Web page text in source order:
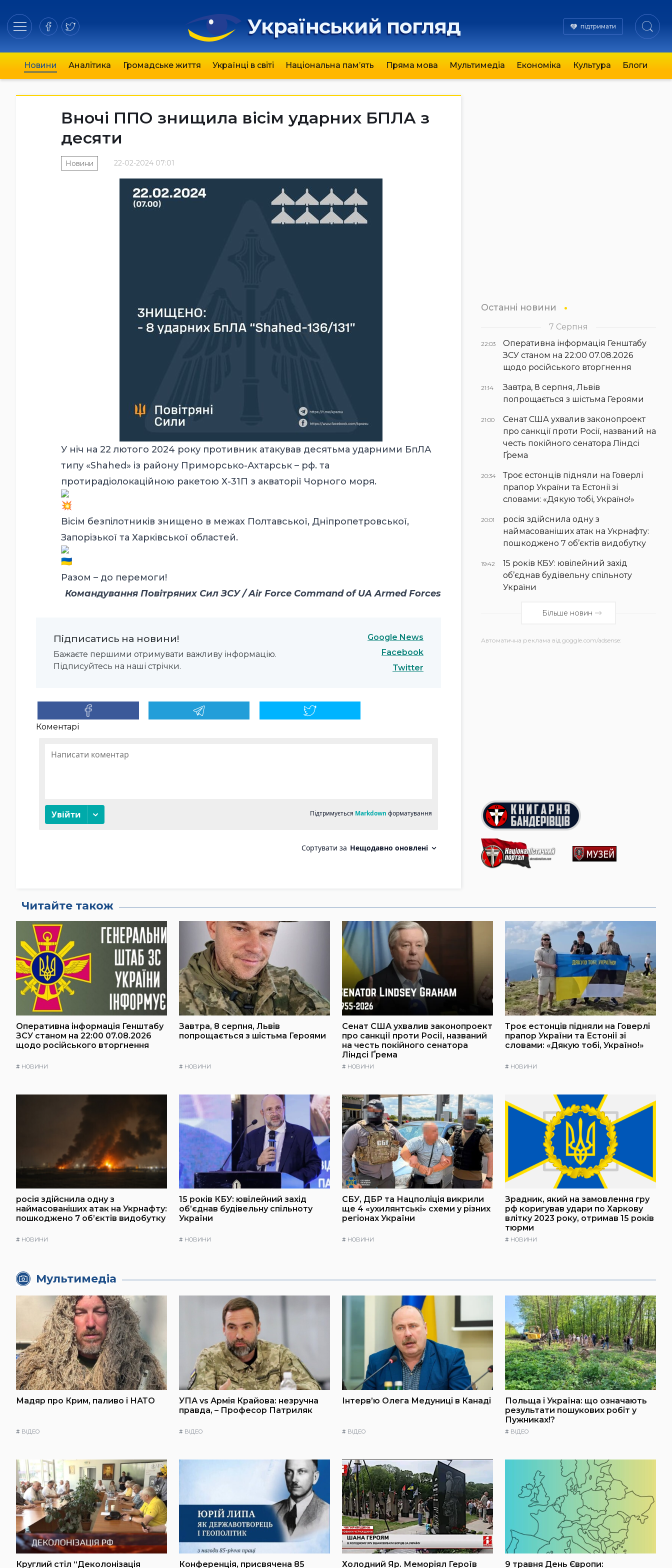
Український погляд підтримати
Новини Аналітика Громадське життя Українці в світі Національна пам’ять Пряма мова Мультимедіа Економіка Культура Блоги
Вночі ППО знищила вісім ударних БПЛА з
десяти
22-02-2024 07:01
Новини
У ніч на 22 лютого 2024 року противник атакував десятьма ударними БпЛА
типу «Shahed» із району Приморсько-Ахтарськ – рф. та
протирадіолокаційною ракетою Х-31П з акваторії Чорного моря.
Вісім безпілотників знищено в межах Полтавської, Дніпропетровської,
Запорізької та Харківської областей.
Разом – до перемоги!
Командування Повітряних Сил ЗСУ / Air Force Command of UA Armed Forces
Підписатись на новини!
Бажаєте першими отримувати важливу інформацію.
Підписуйтесь на наші стрічки.
Google News
Facebook
Twitter
Коментарі
Останні новини
7 Серпня
22:03
Оперативна інформація Генштабу
ЗСУ станом на 22:00 07.08.2026
щодо російського вторгнення
21:14
Завтра, 8 серпня, Львів
попрощається з шістьма Героями
21:00
Сенат США ухвалив законопроект
про санкції проти Росії, названий на
честь покійного сенатора Ліндсі
Ґрема
20:34
Троє естонців підняли на Говерлі
прапор України та Естонії зі
словами: «Дякую тобі, Україно!»
20:01
росія здійснила одну з
наймасованіших атак на Укрнафту:
пошкоджено 7 об’єктів видобутку
19:42
15 років КБУ: ювілейний захід
об’єднав будівельну спільноту
України
Більше новин
Автоматична реклама від goggle.com/adsense:
Читайте також
Оперативна інформація Генштабу
ЗСУ станом на 22:00 07.08.2026
щодо російського вторгнення
# НОВИНИ
Завтра, 8 серпня, Львів
попрощається з шістьма Героями
# НОВИНИ
Сенат США ухвалив законопроект
про санкції проти Росії, названий
на честь покійного сенатора
Ліндсі Ґрема
# НОВИНИ
Троє естонців підняли на Говерлі
прапор України та Естонії зі
словами: «Дякую тобі, Україно!»
# НОВИНИ
росія здійснила одну з
наймасованіших атак на Укрнафту:
пошкоджено 7 об’єктів видобутку
# НОВИНИ
15 років КБУ: ювілейний захід
об’єднав будівельну спільноту
України
# НОВИНИ
СБУ, ДБР та Нацполіція викрили
ще 4 «ухилянтські» схеми у різних
регіонах України
# НОВИНИ
Зрадник, який на замовлення гру
рф коригував удари по Харкову
влітку 2023 року, отримав 15 років
тюрми
# НОВИНИ
Мультимедіа
Мадяр про Крим, паливо і НАТО
# ВІДЕО
УПА vs Армія Крайова: незручна
правда, – Професор Патриляк
# ВІДЕО
Інтерв’ю Олега Медуниці в Канаді
# ВІДЕО
Польща і Україна: що означають
результати пошукових робіт у
Пужниках!?
# ВІДЕО
Круглий стіл “Деколонізація Конференція, присвячена 85 Холодний Яр. Меморіял Героїв 9 травня День Європи: